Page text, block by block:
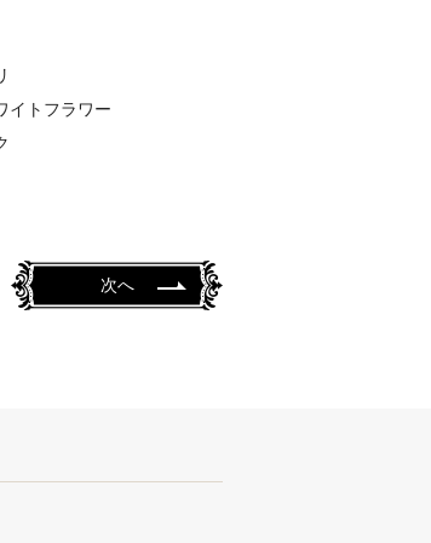
イトフラワー
次へ